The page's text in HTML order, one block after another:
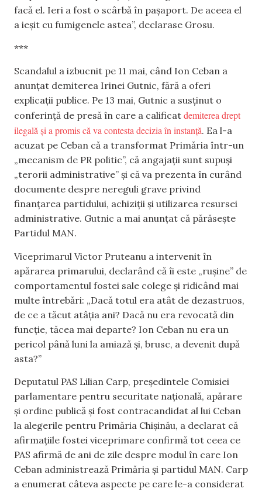
facă el. Ieri a fost o scârbă în pașaport. De aceea el
a ieșit cu fumigenele astea”, declarase Grosu.
***
Scandalul a izbucnit pe 11 mai, când Ion Ceban a
anunțat demiterea Irinei Gutnic, fără a oferi
explicații publice. Pe 13 mai, Gutnic a susținut o
conferință de presă în care a calificat demiterea drept
ilegală și a promis că va contesta decizia în instanță. Ea l-a
acuzat pe Ceban că a transformat Primăria într-un
„mecanism de PR politic”, că angajații sunt supuși
„terorii administrative” și că va prezenta în curând
documente despre nereguli grave privind
finanțarea partidului, achiziții și utilizarea resursei
administrative. Gutnic a mai anunțat că părăsește
Partidul MAN.
Viceprimarul Victor Pruteanu a intervenit în
apărarea primarului, declarând că îi este „rușine” de
comportamentul fostei sale colege și ridicând mai
multe întrebări: „Dacă totul era atât de dezastruos,
de ce a tăcut atâția ani? Dacă nu era revocată din
funcție, tăcea mai departe? Ion Ceban nu era un
pericol până luni la amiază și, brusc, a devenit după
asta?”
Deputatul PAS Lilian Carp, președintele Comisiei
parlamentare pentru securitate națională, apărare
și ordine publică și fost contracandidat al lui Ceban
la alegerile pentru Primăria Chișinău, a declarat că
afirmațiile fostei viceprimare confirmă tot ceea ce
PAS afirmă de ani de zile despre modul în care Ion
Ceban administrează Primăria și partidul MAN. Carp
a enumerat câteva aspecte pe care le-a considerat